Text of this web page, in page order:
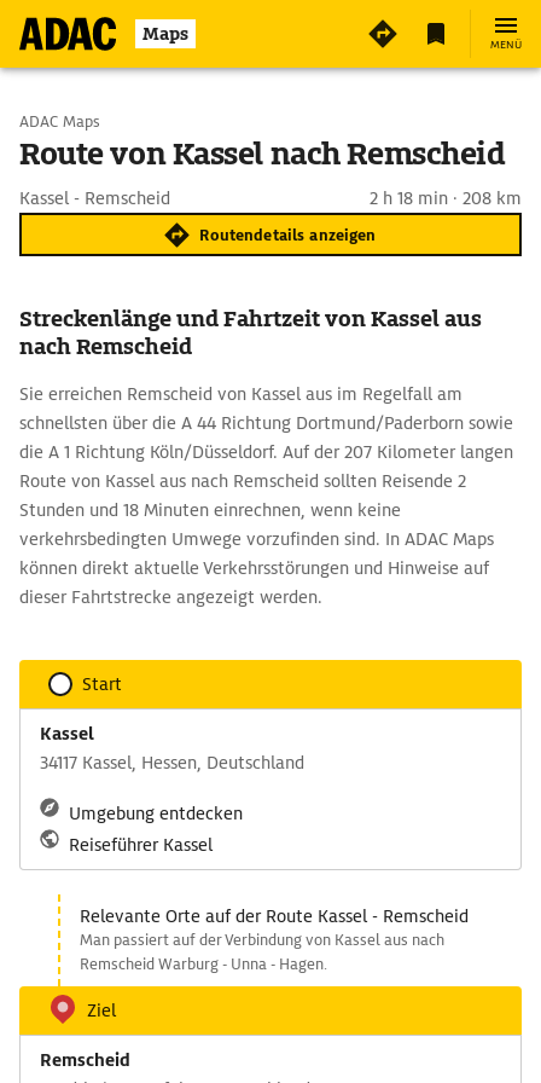
Maps MENÜ
Start wählen
ADAC Maps
Route von Kassel nach Remscheid
Kassel - Remscheid 2 h 18 min · 208 km
Routendetails anzeigen
Streckenlänge und Fahrtzeit von Kassel aus
nach Remscheid
Sie erreichen Remscheid von Kassel aus im Regelfall am
schnellsten über die A 44 Richtung Dortmund/Paderborn sowie
die A 1 Richtung Köln/Düsseldorf. Auf der 207 Kilometer langen
Route von Kassel aus nach Remscheid sollten Reisende 2
Stunden und 18 Minuten einrechnen, wenn keine
verkehrsbedingten Umwege vorzufinden sind. In ADAC Maps
können direkt aktuelle Verkehrsstörungen und Hinweise auf
dieser Fahrtstrecke angezeigt werden.
Start
Kassel
34117 Kassel, Hessen, Deutschland
Umgebung entdecken
Reiseführer Kassel
Relevante Orte auf der Route Kassel - Remscheid
Man passiert auf der Verbindung von Kassel aus nach
Remscheid Warburg - Unna - Hagen.
Ziel
Remscheid